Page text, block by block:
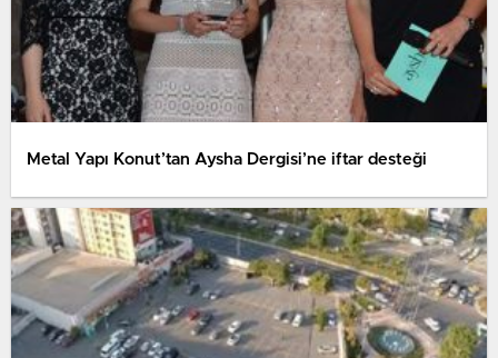
Metal Yapı Konut’tan Aysha Dergisi’ne iftar desteği